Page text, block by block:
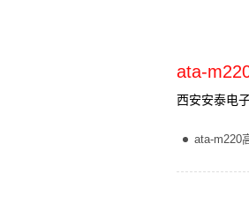
ata-
西安安泰电
ata-m220